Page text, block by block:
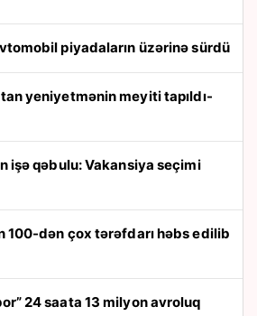
piyadaların üzərinə sürdü